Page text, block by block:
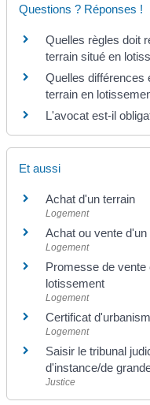
Questions ? Réponses !
Quelles règles doit
terrain situé en
Quelles différences
terrain en
L'avocat est-il
Et aussi
Achat d'un terrain
Logement
Achat ou vente d'un
Logement
Promesse de vente
lotissement
Logement
Certificat
Logement
Saisir le tribunal
d'instance/de
Justice